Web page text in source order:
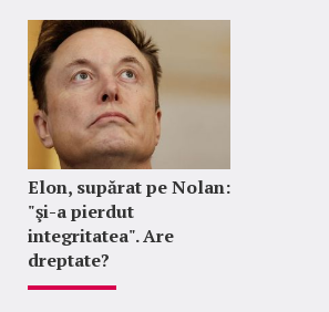
Elon, supărat pe Nolan:
"şi-a pierdut
integritatea". Are
dreptate?